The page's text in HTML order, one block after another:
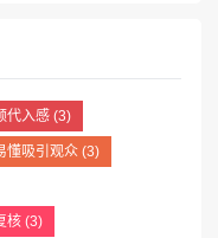
代入感(3)
懂吸引观众(3)
核(3)